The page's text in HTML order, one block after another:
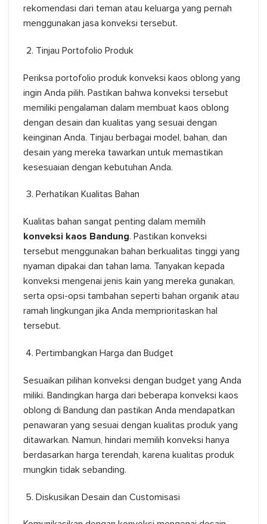
rekomendasi dari teman atau keluarga yang pernah
menggunakan jasa konveksi tersebut.
Tinjau Portofolio Produk
Periksa portofolio produk konveksi kaos oblong yang
ingin Anda pilih. Pastikan bahwa konveksi tersebut
memiliki pengalaman dalam membuat kaos oblong
dengan desain dan kualitas yang sesuai dengan
keinginan Anda. Tinjau berbagai model, bahan, dan
desain yang mereka tawarkan untuk memastikan
kesesuaian dengan kebutuhan Anda.
Perhatikan Kualitas Bahan
Kualitas bahan sangat penting dalam memilih
konveksi kaos Bandung. Pastikan konveksi
tersebut menggunakan bahan berkualitas tinggi yang
nyaman dipakai dan tahan lama. Tanyakan kepada
konveksi mengenai jenis kain yang mereka gunakan,
serta opsi-opsi tambahan seperti bahan organik atau
ramah lingkungan jika Anda memprioritaskan hal
tersebut.
Pertimbangkan Harga dan Budget
Sesuaikan pilihan konveksi dengan budget yang Anda
miliki. Bandingkan harga dari beberapa konveksi kaos
oblong di Bandung dan pastikan Anda mendapatkan
penawaran yang sesuai dengan kualitas produk yang
ditawarkan. Namun, hindari memilih konveksi hanya
berdasarkan harga terendah, karena kualitas produk
mungkin tidak sebanding.
Diskusikan Desain dan Customisasi